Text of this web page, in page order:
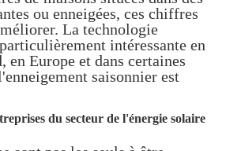
ou enneigées, ces chiffres
La technologie
intéressante en
en Europe et dans certaines
saisonnier est
du secteur de l'énergie solaire